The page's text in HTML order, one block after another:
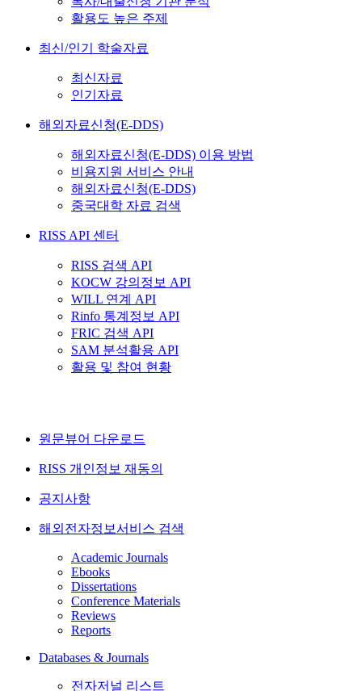
활용도 높은 주제
최신/인기 학술자료
최신자료
인기자료
해외자료신청(E-DDS)
해외자료신청(E-DDS) 이용 방법
비용지원 서비스 안내
해외자료신청(E-DDS)
중국대학 자료 검색
RISS API 센터
RISS 검색 API
KOCW 강의정보 API
WILL 연계 API
Rinfo 통계정보 API
FRIC 검색 API
SAM 분석활용 API
활용 및 참여 현황
원문뷰어 다운로드
RISS 개인정보 재동의
공지사항
해외전자정보서비스 검색
Academic Journals
Ebooks
Dissertations
Conference Materials
Reviews
Reports
Databases & Journals
전자저널 리스트